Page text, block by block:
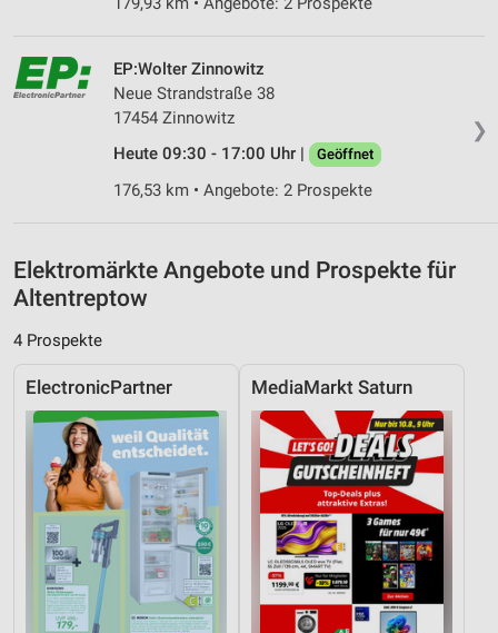
❯
EP:Wolter Zinnowitz
Neue Strandstraße 38
17454 Zinnowitz
Heute 09:30 - 17:00 Uhr |
Geöffnet
176,53 km • Angebote: 2 Prospekte
Elektromärkte Angebote und Prospekte für
Altentreptow
4 Prospekte
ElectronicPartner MediaMarkt Saturn
IAB-Besonderheiten:
Verwendung genauer Standortdaten
Informationen identifizieren
Nicht-IAB-Verarbeitungszwecke:
Performance